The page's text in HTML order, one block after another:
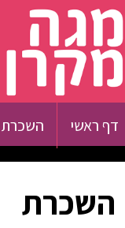
דף ראשי השכרת
השכרת